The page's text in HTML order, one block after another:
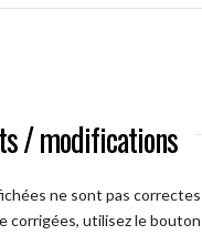
/ modifications
ne sont pas
corrigées, utilisez le